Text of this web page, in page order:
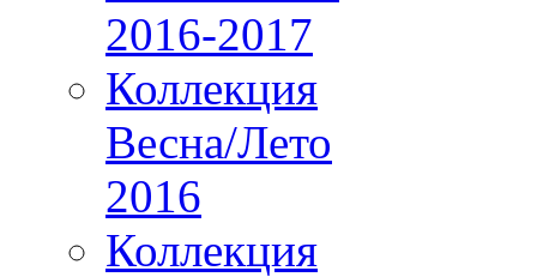
2016-2017
Коллекция
Весна/Лето
2016
Коллекция